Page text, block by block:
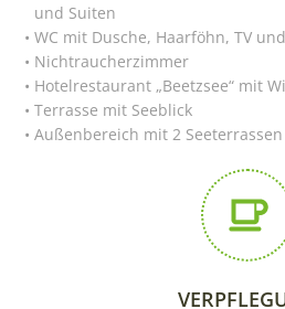
und Suiten
WC mit Dusche, Haarföhn, TV
Nichtraucherzimmer
Hotelrestaurant „Beetzsee“ mit
Terrasse mit Seeblick
Außenbereich mit 2 Seeterrassen